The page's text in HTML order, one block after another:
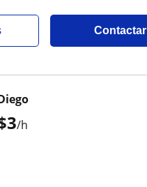
Contactar
3/h